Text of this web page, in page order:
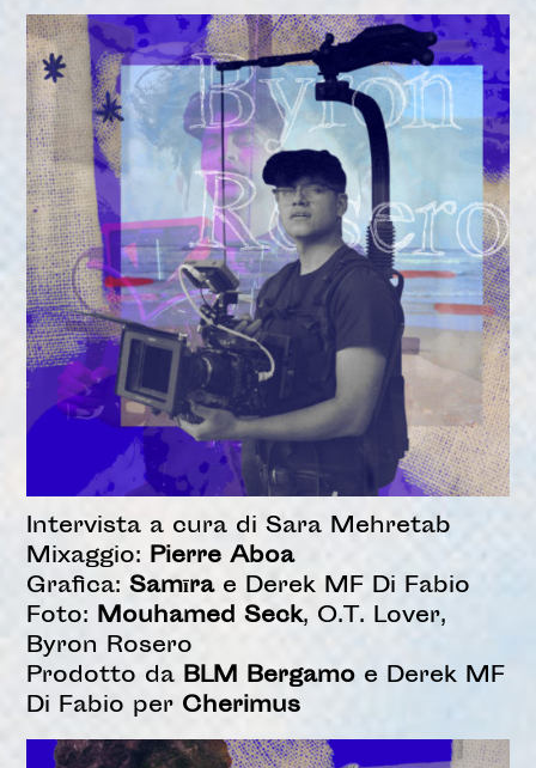
Intervista a cura di Sara Mehretab
Mixaggio: Pierre Aboa
Grafica:Samīrae Derek MF Di Fabio
Foto: Mouhamed Seck, O.T. Lover,
Byron Rosero
Prodotto da BLM Bergamo e Derek MF
Di Fabio per Cherimus